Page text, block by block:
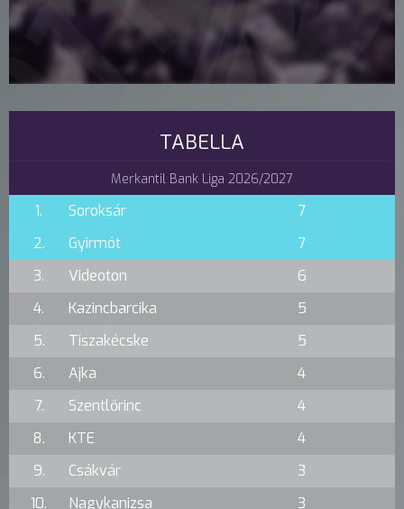
TABELLA
Merkantil Bank Liga 2026/2027
1. Soroksár
7
2.
Gyirmót
7
3.
Videoton
6
4.
Kazincbarcika
5
5.
Tiszakécske
5
6.
Ajka
4
7.
Szentlőrinc
4
8.
KTE
4
9.
Csákvár
3
10.
Nagykanizsa 3